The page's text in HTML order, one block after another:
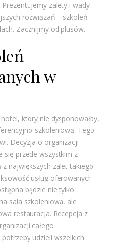
zalety i wady
rozwiązań – szkoleń
Zacznijmy od plusów.
w
który nie dysponowałby,
szkoleniową. Tego
Decyzja o organizacji
się przede wszystkim z
z największych zalet takiego
usług oferowanych
będzie nie tylko
sala szkoleniowa, ale
restauracja. Recepcja z
całego
udzieli wszelkich